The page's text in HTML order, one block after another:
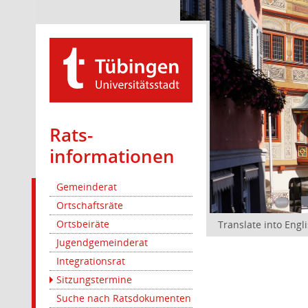
Rats­
informationen
Gemeinderat
Ortschaftsräte
Ortsbeiräte
Jugendgemeinderat
Integrationsrat
Sitzungstermine
Suche nach Ratsdokumenten
Translate into